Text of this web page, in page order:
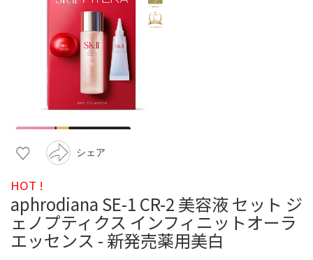
シェア
HOT !
aphrodiana SE-1 CR-2 美容液 セット ジ
ェノプティクス インフィニットオーラ
エッセンス - 新発売薬用美白